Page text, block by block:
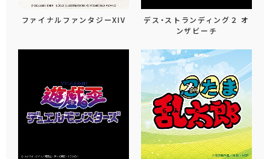
ファイナルファンタジーXIV
デス・ストランディング２ オ
ンザビーチ